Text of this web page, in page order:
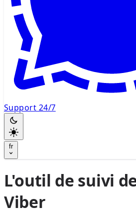
Support 24/7
fr
L'outil de suivi
Viber